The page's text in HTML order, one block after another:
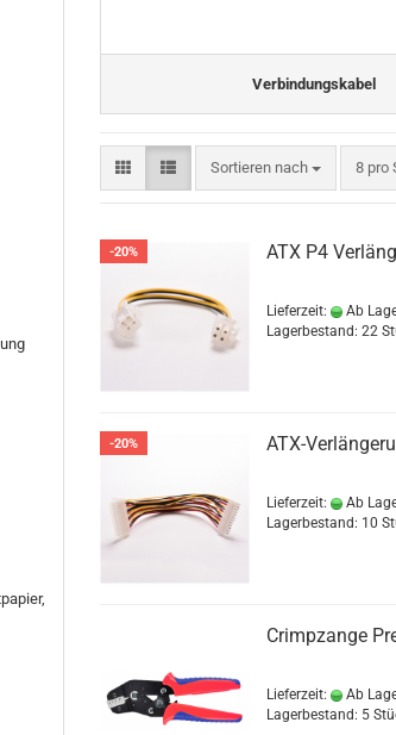
Verbindungskabel
Sortieren nach
Sortieren nach 8 pro
pro
-20% ATX P4
Lieferzeit: Ab
Lagerbestand: 22
-20% ATX-
Lieferzeit: Ab
Lagerbestand: 10
Crimpzange
Lieferzeit: Ab
Lagerbestand: 5